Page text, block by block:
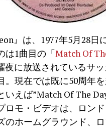
』は、1977年5月28
は1曲目の「Match Of
夜に放送されているサ
。現在では既に50周年
えば”Match Of The
ロモ・ビデオは、ロン
ホームグラウンド、